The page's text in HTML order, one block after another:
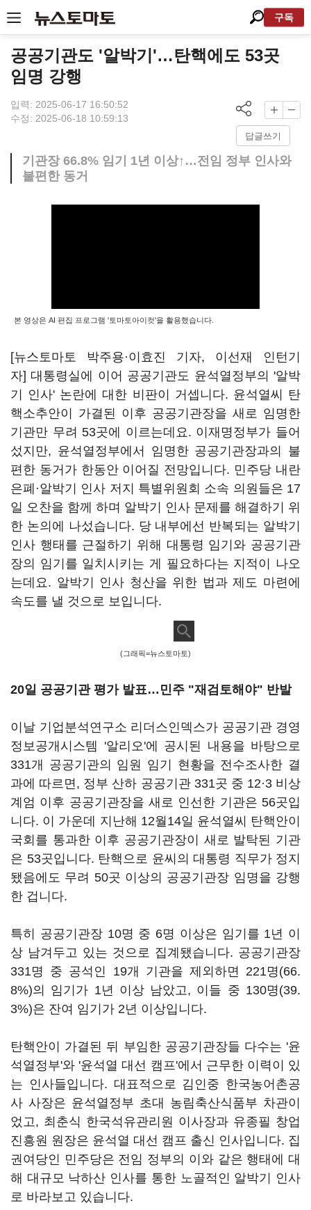
구독
공공기관도 '알박기'…탄핵에도 53곳
임명 강행
입력: 2025-06-17 16:50:52
수정: 2025-06-18 10:59:13
답글쓰기
기관장 66.8% 임기 1년 이상↑…전임 정부 인사와
불편한 동거
본 영상은 AI 편집 프로그램 '토마토아이컷'을 활용했습니다.
[뉴스토마토 박주용·이효진 기자, 이선재 인턴기
자] 대통령실에 이어 공공기관도 윤석열정부의 '알박
기 인사' 논란에 대한 비판이 거셉니다. 윤석열씨 탄
핵소추안이 가결된 이후 공공기관장을 새로 임명한
기관만 무려 53곳에 이르는데요. 이재명정부가 들어
섰지만, 윤석열정부에서 임명한 공공기관장과의 불
편한 동거가 한동안 이어질 전망입니다. 민주당 내란
은폐·알박기 인사 저지 특별위원회 소속 의원들은 17
일 오찬을 함께 하며 알박기 인사 문제를 해결하기 위
한 논의에 나섰습니다. 당 내부에선 반복되는 알박기
인사 행태를 근절하기 위해 대통령 임기와 공공기관
장의 임기를 일치시키는 게 필요하다는 지적이 나오
는데요. 알박기 인사 청산을 위한 법과 제도 마련에
속도를 낼 것으로 보입니다.
(그래픽=뉴스토마토)
20일 공공기관 평가 발표…민주 "재검토해야" 반발
이날 기업분석연구소 리더스인덱스가 공공기관 경영
정보공개시스템 '알리오'에 공시된 내용을 바탕으로
331개 공공기관의 임원 임기 현황을 전수조사한 결
과에 따르면, 정부 산하 공공기관 331곳 중 12·3 비상
계엄 이후 공공기관장을 새로 인선한 기관은 56곳입
니다. 이 가운데 지난해 12월14일 윤석열씨 탄핵안이
국회를 통과한 이후 공공기관장이 새로 발탁된 기관
은 53곳입니다. 탄핵으로 윤씨의 대통령 직무가 정지
됐음에도 무려 50곳 이상의 공공기관장 임명을 강행
한 겁니다.
특히 공공기관장 10명 중 6명 이상은 임기를 1년 이
상 남겨두고 있는 것으로 집계됐습니다. 공공기관장
331명 중 공석인 19개 기관을 제외하면 221명(66.
8%)의 임기가 1년 이상 남았고, 이들 중 130명(39.
3%)은 잔여 임기가 2년 이상입니다.
탄핵안이 가결된 뒤 부임한 공공기관장들 다수는 '윤
석열정부'와 '윤석열 대선 캠프'에서 근무한 이력이 있
는 인사들입니다. 대표적으로 김인중 한국농어촌공
사 사장은 윤석열정부 초대 농림축산식품부 차관이
었고, 최춘식 한국석유관리원 이사장과 유종필 창업
진흥원 원장은 윤석열 대선 캠프 출신 인사입니다. 집
권여당인 민주당은 전임 정부의 이와 같은 행태에 대
해 대규모 낙하산 인사를 통한 노골적인 알박기 인사
로 바라보고 있습니다.